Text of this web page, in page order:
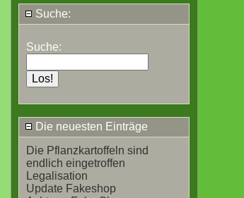
Suche:
Suche:
Die neuesten Einträge
Die Pflanzkartoffeln sind
endlich eingetroffen
Legalisation
Update Fakeshop